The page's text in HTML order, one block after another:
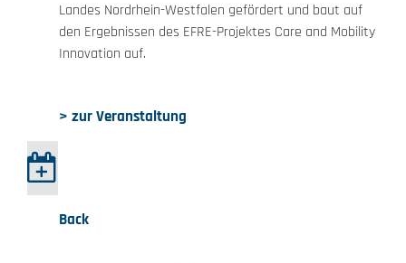
Landes Nordrhein-Westfalen gefördert und baut auf
den Ergebnissen des EFRE-Projektes Care and Mobility
Innovation auf.
> zur Veranstaltung
Back